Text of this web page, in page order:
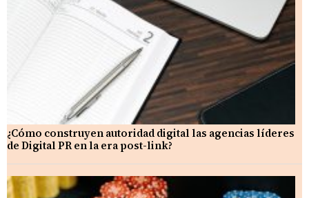
¿Cómo construyen autoridad digital las agencias líderes
de Digital PR en la era post-link?